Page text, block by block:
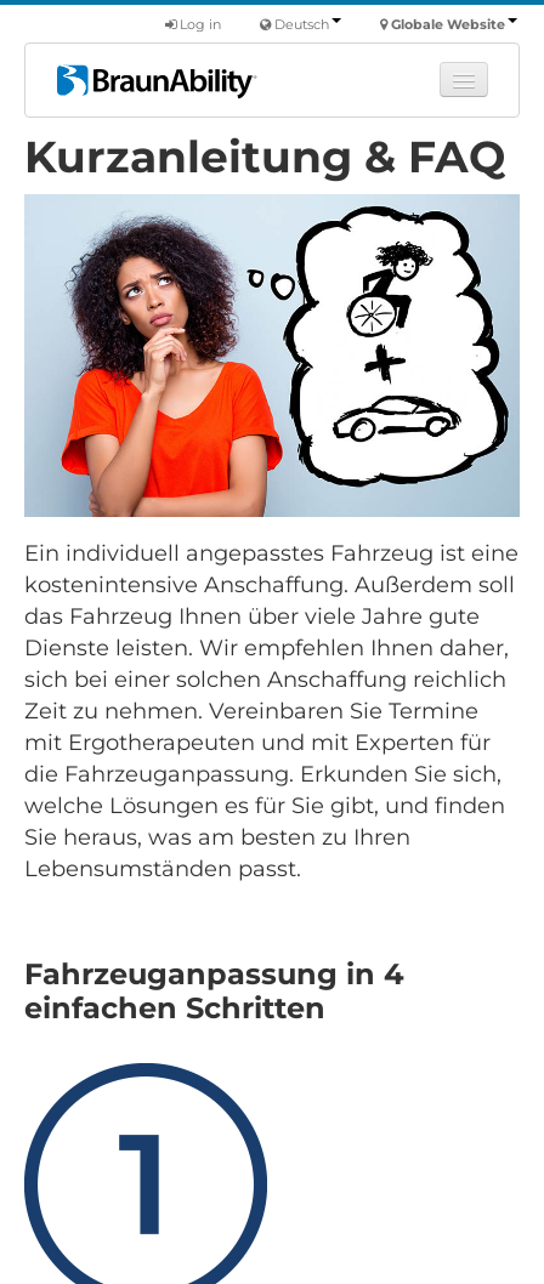
Globale Website
Deutsch
Log in
Fortbildung
Produkte
Nutzfahrzeuge
Über uns
Finde einen Händler
Kurzanleitung & FAQ
Ein individuell angepasstes Fahrzeug ist eine
kostenintensive Anschaffung. Außerdem soll
das Fahrzeug Ihnen über viele Jahre gute
Dienste leisten. Wir empfehlen Ihnen daher,
sich bei einer solchen Anschaffung reichlich
Zeit zu nehmen. Vereinbaren Sie Termine
mit Ergotherapeuten und mit Experten für
die Fahrzeuganpassung. Erkunden Sie sich,
welche Lösungen es für Sie gibt, und finden
Sie heraus, was am besten zu Ihren
Lebensumständen passt.
Fahrzeuganpassung in 4
einfachen Schritten